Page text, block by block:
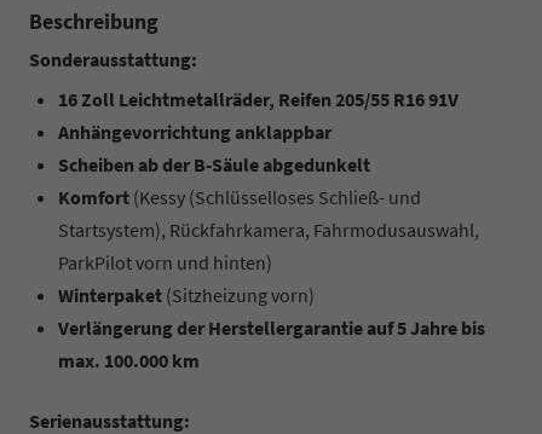
Beschreibung
Sonderausstattung:
16 Zoll Leichtmetallräder, Reifen 205/55 R16 91V
Anhängevorrichtung anklappbar
Scheiben ab der B-Säule abgedunkelt
Komfort (Kessy (Schlüsselloses Schließ- und
Startsystem), Rückfahrkamera, Fahrmodusauswahl,
ParkPilot vorn und hinten)
Winterpaket (Sitzheizung vorn)
Verlängerung der Herstellergarantie auf 5 Jahre bis
max. 100.000 km
Serienausstattung: